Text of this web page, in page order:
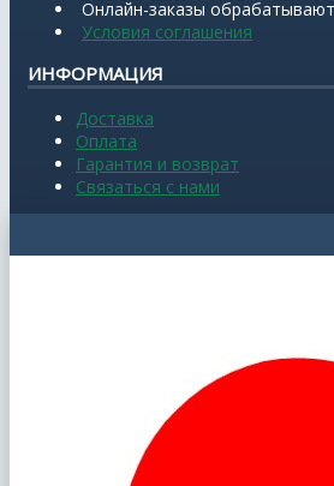
Онлайн-заказы
Условия соглашения
ИНФОРМАЦИЯ
Доставка
Оплата
Гарантия и возврат
Связаться с нами